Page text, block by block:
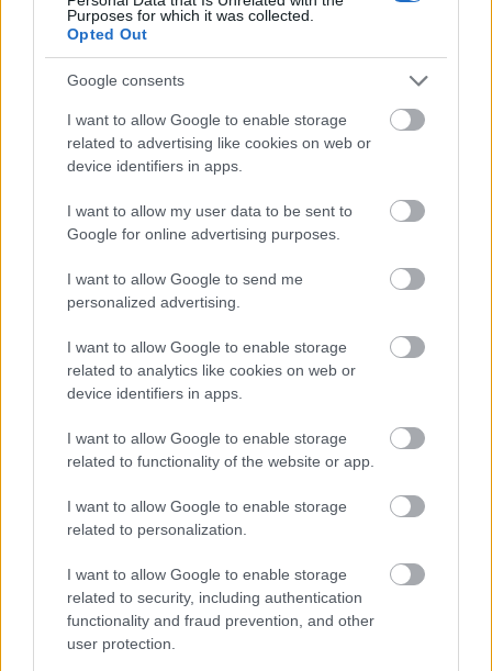
Purposes for which it was collected.
Opted Out
Google consents
I want to allow Google to enable storage
related to advertising like cookies on web or
device identifiers in apps.
I want to allow my user data to be sent to
Google for online advertising purposes.
I want to allow Google to send me
personalized advertising.
I want to allow Google to enable storage
related to analytics like cookies on web or
device identifiers in apps.
I want to allow Google to enable storage
related to functionality of the website or app.
I want to allow Google to enable storage
related to personalization.
I want to allow Google to enable storage
related to security, including authentication
functionality and fraud prevention, and other
user protection.
programsorozata keretében.
Magyar színpad, magyar koncert –
élőzene Magyarországon
A nemrég kijött 2018-as Zeneipari jelentés a magyar
zeneipar egészének növekedéséről szól, ám az
élőzenéről több szempontból meglehetősen sötét
képet fest. A klubok világára jól rálátó Hangfoglaló
Program vezetőivel vettük sorra a felmérés által
felszínre hozott gondokat. A cikk a 72. Recorder…